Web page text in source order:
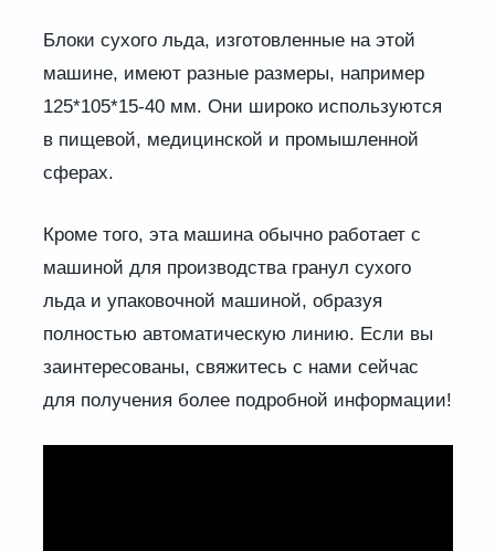
Блоки сухого льда, изготовленные на этой
машине, имеют разные размеры, например
125*105*15-40 мм. Они широко используются
в пищевой, медицинской и промышленной
сферах.
Кроме того, эта машина обычно работает с
машиной для производства гранул сухого
льда и упаковочной машиной, образуя
полностью автоматическую линию. Если вы
заинтересованы, свяжитесь с нами сейчас
для получения более подробной информации!